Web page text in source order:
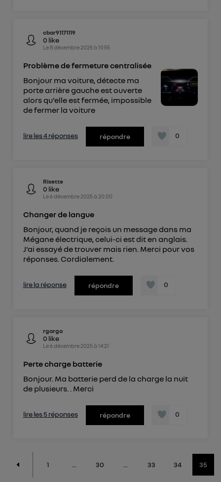
cbar91171119
0 like
Le 8 décembre 2025à 19:55
Problème de fermeture centralisée
Bonjour ma voiture, détecte ma
porte arrière gauche est ouverte
alors qu'elle est fermée, impossible
de fermer la voiture
lire les 4 réponses répondre 0
Risette
0 like
Le6 décembre 2025à 20:00
Changer de langue
Bonjour, quand je reçois un message dans ma
Mégane électrique, celui-ci est dit en anglais.
J'ai essayé de trouver mais rien. Merci pour vos
réponses. Cordialement.
lire la réponse répondre 0
rgarga
0 like
Le6 décembre 2025à 14:21
Perte charge batterie
Bonjour. Ma batterie perd de la charge la nuit
de plusieurs. . Merci
lire les 5 réponses répondre 0
1 30 33 34 35